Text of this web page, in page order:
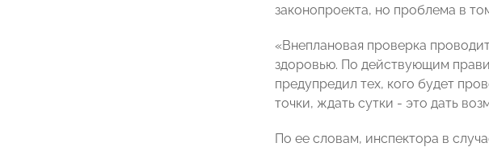
законопроекта, но проблема в
«Внеплановая проверка
здоровью. По действующим
предупредил тех, кого будет
точки, ждать сутки - это дать
По ее словам, инспектора в